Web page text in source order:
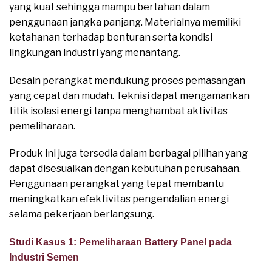
yang kuat sehingga mampu bertahan dalam
penggunaan jangka panjang. Materialnya memiliki
ketahanan terhadap benturan serta kondisi
lingkungan industri yang menantang.
Desain perangkat mendukung proses pemasangan
yang cepat dan mudah. Teknisi dapat mengamankan
titik isolasi energi tanpa menghambat aktivitas
pemeliharaan.
Produk ini juga tersedia dalam berbagai pilihan yang
dapat disesuaikan dengan kebutuhan perusahaan.
Penggunaan perangkat yang tepat membantu
meningkatkan efektivitas pengendalian energi
selama pekerjaan berlangsung.
Studi Kasus 1: Pemeliharaan Battery Panel pada
Industri Semen